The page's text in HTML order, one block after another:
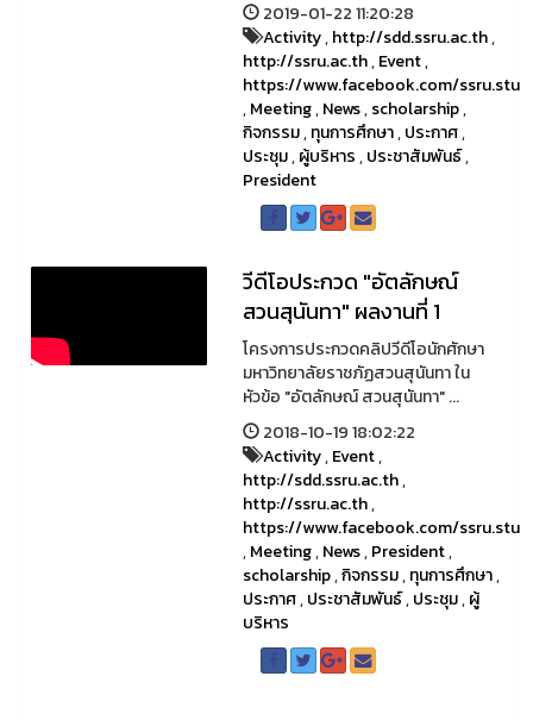
2019-01-22 11:20:28
Activity,http://sdd.ssru.ac.th,
http://ssru.ac.th,Event,
https://www.facebook.com/ssru.stu
,Meeting,News,scholarship,
กิจกรรม,ทุนการศึกษา,ประกาศ,
ประชุม,ผู้บริหาร,ประชาสัมพันธ์,
President
วีดีโอประกวด "อัตลักษณ์
สวนสุนันทา" ผลงานที่ 1
โครงการประกวดคลิปวีดีโอนักศักษา
มหาวิทยาลัยราชภัฏสวนสุนันทา ใน
หัวข้อ "อัตลักษณ์ สวนสุนันทา" ...
2018-10-19 18:02:22
Activity,Event,
http://sdd.ssru.ac.th,
http://ssru.ac.th,
https://www.facebook.com/ssru.stu
,Meeting,News,President,
scholarship,กิจกรรม,ทุนการศึกษา,
ประกาศ,ประชาสัมพันธ์,ประชุม,ผู้
บริหาร